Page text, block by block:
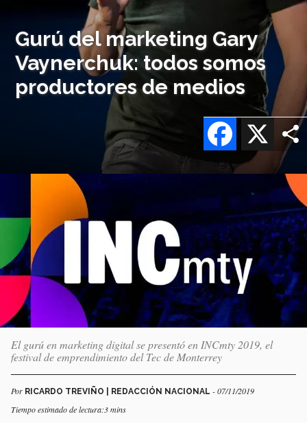
Gurú del marketing Gary
Vaynerchuk: todos somos
productores de medios
X
Facebook
logo
El gurú en marketing digital se presentó en INCmty 2019, el
festival de emprendimiento del Tec de Monterrey
Por RICARDO TREVIÑO | REDACCIÓN NACIONAL - 07/11/2019
Tiempo estimado de lectura:3 mins